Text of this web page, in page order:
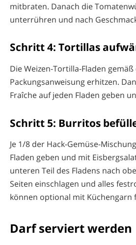
mitbraten. Danach die
unterrühren und nach
Schritt 4: Tortillas
Die Weizen-Tortilla-Fladen
Packungsanweisung erhitzen.
Fraîche auf jeden Fladen geben
Schritt 5: Burritos
Je 1/8 der Hack-Gemüse-
Fladen geben und mit
unteren Teil des Fladens nach
Seiten einschlagen und alles
können optional mit Küchengarn
Darf serviert werden